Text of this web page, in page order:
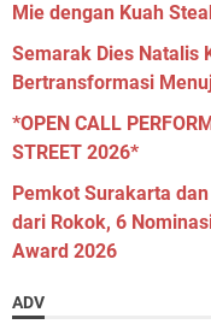
Mie dengan Kuah
Semarak Dies Natalis
Bertransformasi
*OPEN CALL
STREET 2026*
Pemkot Surakarta
dari Rokok, 6
Award 2026
ADV